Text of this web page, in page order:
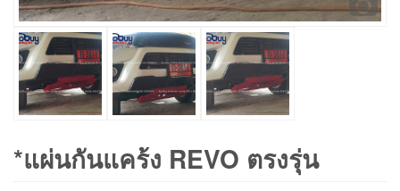
*แผ่นกันแคร้ง REVO ตรงรุ่น